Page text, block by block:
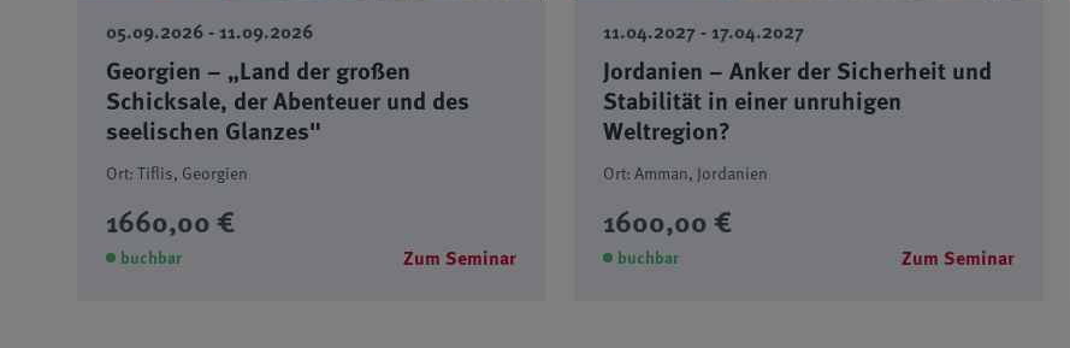
05.09.2026 - 11.09.2026
Georgien – „Land der großen
Schicksale, der Abenteuer und des
seelischen Glanzes"
Ort: Tiflis, Georgien
1660,00 €
buchbar Zum Seminar
11.04.2027 - 17.04.2027
Jordanien – Anker der Sicherheit und
Stabilität in einer unruhigen
Weltregion?
Ort: Amman, Jordanien
1600,00 €
buchbar Zum Seminar